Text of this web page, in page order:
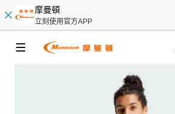
摩曼頓
立刻使用官方APP